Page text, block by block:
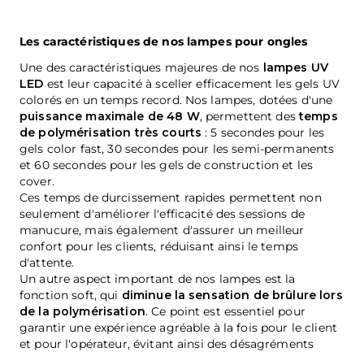
Les caractéristiques de nos lampes pour ongles
Une des caractéristiques majeures de nos lampes UV
LED est leur capacité à sceller efficacement les gels UV
colorés en un temps record. Nos lampes, dotées d'une
puissance maximale de 48 W, permettent destemps
de polymérisation très courts : 5 secondes pour les
gels color fast, 30 secondes pour les semi-permanents
et 60 secondes pour les gels de construction et les
cover.
Ces temps de durcissement rapides permettent non
seulement d'améliorer l'efficacité des sessions de
manucure, mais également d'assurer un meilleur
confort pour les clients, réduisant ainsi le temps
d'attente.
Un autre aspect important de nos lampes est la
fonction soft, qui diminue la sensation de brûlure lors
de la polymérisation. Ce point est essentiel pour
garantir une expérience agréable à la fois pour le client
et pour l'opérateur, évitant ainsi des désagréments